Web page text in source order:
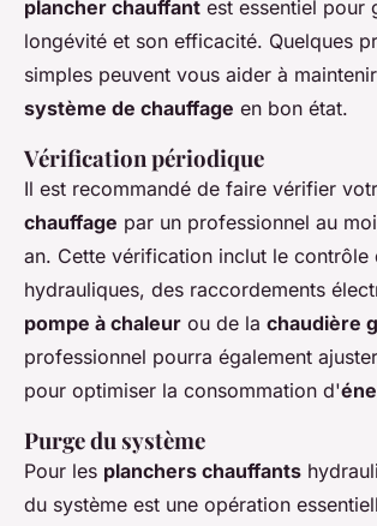
plancher chauffant est essentiel pour
longévité et son efficacité. Quelques
simples peuvent vous aider à
système de chauffage en bon état.
Vérification périodique
Il est recommandé de faire vérifier
chauffage par un professionnel au
an. Cette vérification inclut le contrôle
hydrauliques, des raccordements
pompe à chaleur ou de la chaudière
professionnel pourra également
pour optimiser la consommation d'
Purge du système
Pour les planchers chauffants
du système est une opération